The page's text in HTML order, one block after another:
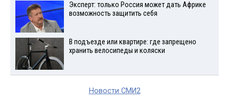
Эксперт: только Россия может дать Африке
возможность защитить себя
В подъезде или квартире: где запрещено
хранить велосипеды и коляски
Новости СМИ2